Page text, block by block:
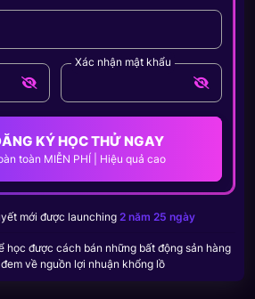
Xác nhận mật khẩu
KÝ HỌC THỬ NGAY
toàn MIỄN PHÍ | Hiệu quả cao
mới được launching 2 năm 25 ngày
học được cách bán những bất động sản hàng
về nguồn lợi nhuận khổng lồ